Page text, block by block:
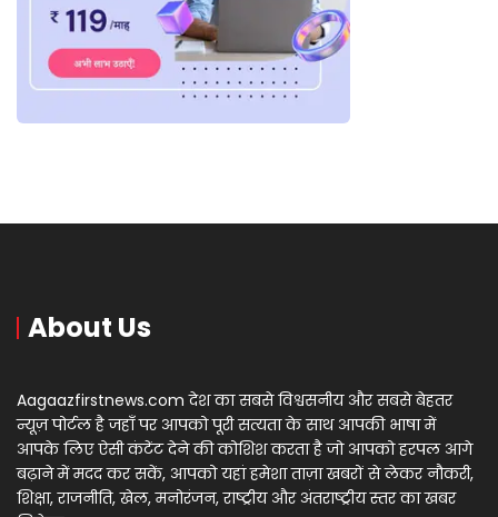
About Us
Aagaazfirstnews.com देश का सबसे विश्वसनीय और सबसे बेहतर
न्यूज़ पोर्टल है जहाँ पर आपको पूरी सत्यता के साथ आपकी भाषा में
आपके लिए ऐसी कंटेंट देने की कोशिश करता है जो आपको हरपल आगे
बढ़ाने में मदद कर सकें, आपको यहां हमेशा ताज़ा खबरों से लेकर नौकरी,
शिक्षा, राजनीति, खेल, मनोरंजन, राष्ट्रीय और अंतराष्ट्रीय स्तर का खबर